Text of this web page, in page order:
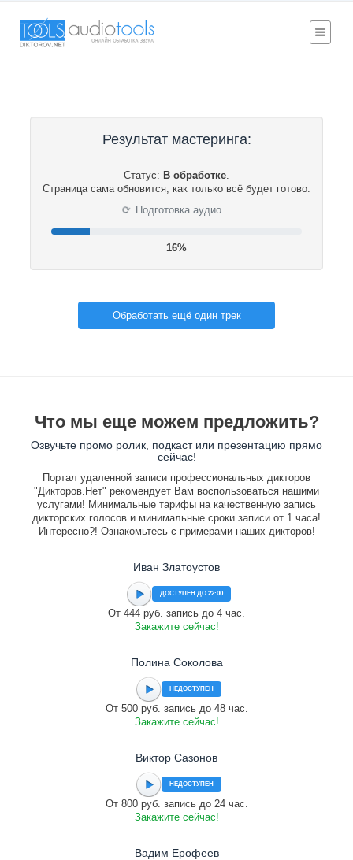
Результат мастеринга:
Статус: В обработке.
Страница сама обновится, как только всё будет готово.
⟳ Подготовка аудио…
16%
Обработать ещё один трек
Что мы еще можем предложить?
Озвучьте промо ролик, подкаст или презентацию прямо
сейчас!
Портал удаленной записи профессиональных дикторов
"Дикторов.Нет" рекомендует Вам воспользоваться нашими
услугами! Минимальные тарифы на качественную запись
дикторских голосов и минимальные сроки записи от 1 часа!
Интересно?! Ознакомьтесь с примерами наших дикторов!
Иван Златоустов
ДОСТУПЕН ДО 22:00
От 444 руб. запись до 4 час.
Закажите сейчас!
Полина Соколова
НЕДОСТУПЕН
От 500 руб. запись до 48 час.
Закажите сейчас!
Виктор Сазонов
НЕДОСТУПЕН
От 800 руб. запись до 24 час.
Закажите сейчас!
Вадим Ерофеев